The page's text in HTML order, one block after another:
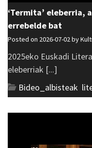
‘Termita’ eleberria,
errebelde bat
Posted on 2026-07-02 by
2025eko Euskadi
eleberriak [...]
Bideo_albisteak